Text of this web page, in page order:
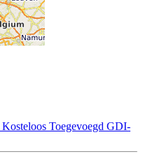
Kosteloos Toegevoegd GDI-